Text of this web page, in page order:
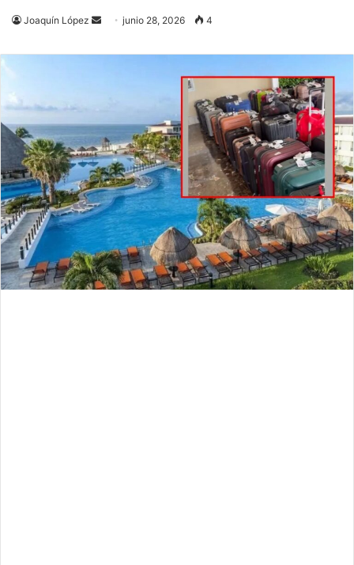
Joaquín López
Send
email
junio 28, 2026 4